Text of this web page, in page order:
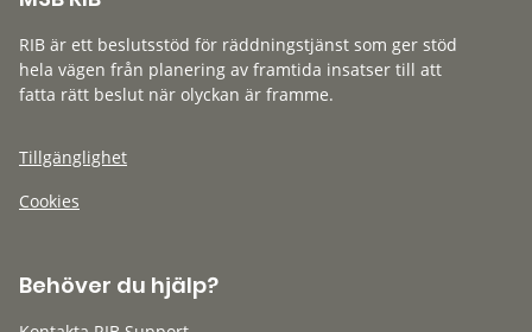
RIB är ett beslutsstöd för räddningstjänst som ger stöd
hela vägen från planering av framtida insatser till att
fatta rätt beslut när olyckan är framme.
Tillgänglighet
Cookies
Behöver du hjälp?